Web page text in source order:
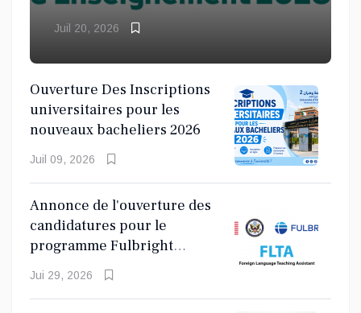
enseignants
Juil 20, 2026
Ouverture Des Inscriptions
universitaires pour les
nouveaux bacheliers 2026
Juil 09, 2026
Annonce de l'ouverture des
candidatures pour le
programme Fulbright
d'assistant d'enseignement
de langues étrangères (FLTA)
Jui 29, 2026